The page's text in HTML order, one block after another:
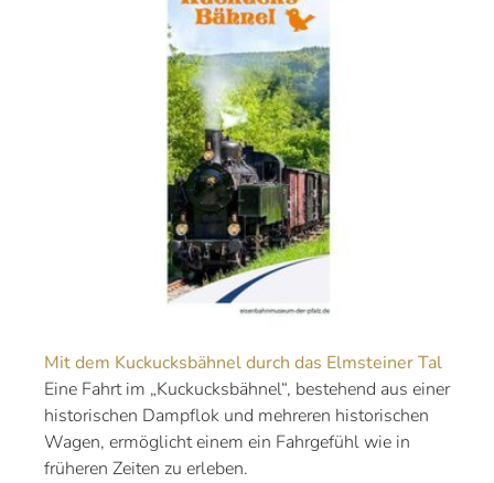
Mit dem Kuckucksbähnel durch das Elmsteiner Tal
Eine Fahrt im „Kuckucksbähnel“, bestehend aus einer
historischen Dampflok und mehreren historischen
Wagen, ermöglicht einem ein Fahrgefühl wie in
früheren Zeiten zu erleben.